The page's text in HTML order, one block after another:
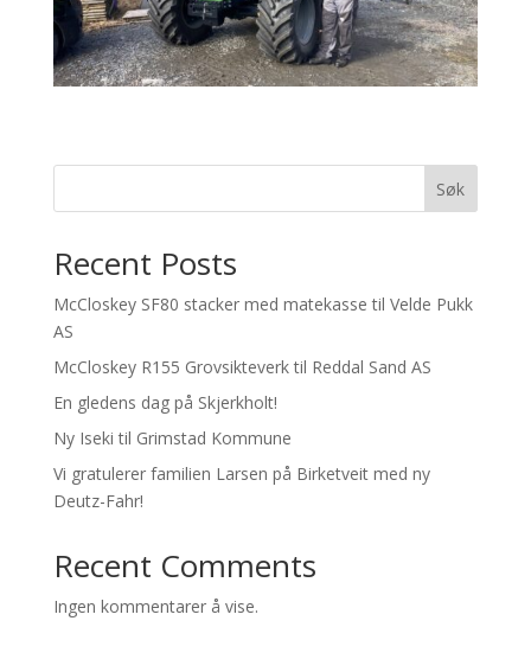
Søk
Recent Posts
McCloskey SF80 stacker med matekasse til Velde Pukk
AS
McCloskey R155 Grovsikteverk til Reddal Sand AS
En gledens dag på Skjerkholt!
Ny Iseki til Grimstad Kommune
Vi gratulerer familien Larsen på Birketveit med ny
Deutz-Fahr!
Recent Comments
Ingen kommentarer å vise.